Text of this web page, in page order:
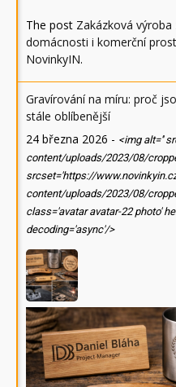
The post Zakázková
domácnosti i komerční
NovinkyIN.
Gravírování na míru: proč
stále oblíbenější
24 března 2026 - <img alt=''
content/uploads/2023/08/
srcset='https://
content/uploads/2023/08/
class='avatar avatar-22 photo'
decoding='async'/>